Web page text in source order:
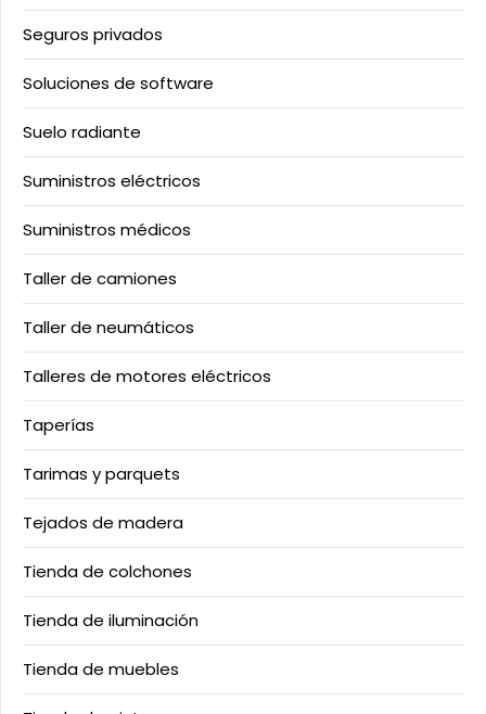
Seguros privados
Soluciones de software
Suelo radiante
Suministros eléctricos
Suministros médicos
Taller de camiones
Taller de neumáticos
Talleres de motores eléctricos
Taperías
Tarimas y parquets
Tejados de madera
Tienda de colchones
Tienda de iluminación
Tienda de muebles